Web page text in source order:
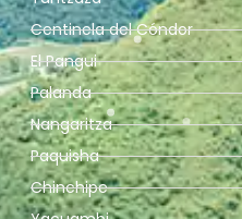
Centinela del Cóndor
El Pangui
Palanda
Nangaritza
Paquisha
Chinchipe